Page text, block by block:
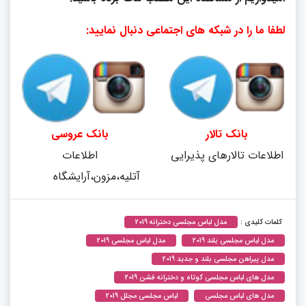
لطفا ما را در شبکه های اجتماعی دنبال نمایید:
بانک تالار
اطلاعات تالارهای پذیرایی
بانک عروسی
اطلاعات
آتلیه،مزون،آرایشگاه
کلمات کلیدی :
مدل لباس مجلسی دخترانه 2019
مدل لباس مجلسی بلند 2019
مدل لباس مجلسی 2019
مدل پیراهن مجلسی بلند و جدید 2019
مدل های لباس مجلسی کوتاه و دخترانه فشن 2019
مدل های لباس مجلسی
لباس مجلسی مجلل 2019